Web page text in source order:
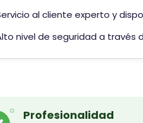
al cliente experto y
nivel de seguridad a través
Profesionalidad